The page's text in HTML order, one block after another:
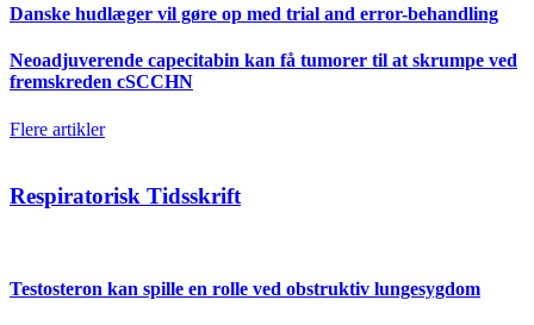
Danske hudlæger vil gøre op med trial and error-behandling
Neoadjuverende capecitabin kan få tumorer til at skrumpe ved
fremskreden cSCCHN
Flere artikler
Respiratorisk Tidsskrift
Testosteron kan spille en rolle ved obstruktiv lungesygdom